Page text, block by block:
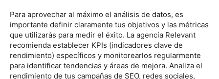
Para aprovechar al máximo el análisis de datos, es
importante definir claramente tus objetivos y las métricas
que utilizarás para medir el éxito. La agencia Relevant
recomienda establecer KPIs (indicadores clave de
rendimiento) específicos y monitorearlos regularmente
para identificar tendencias y áreas de mejora. Analiza el
rendimiento de tus campañas de SEO, redes sociales,